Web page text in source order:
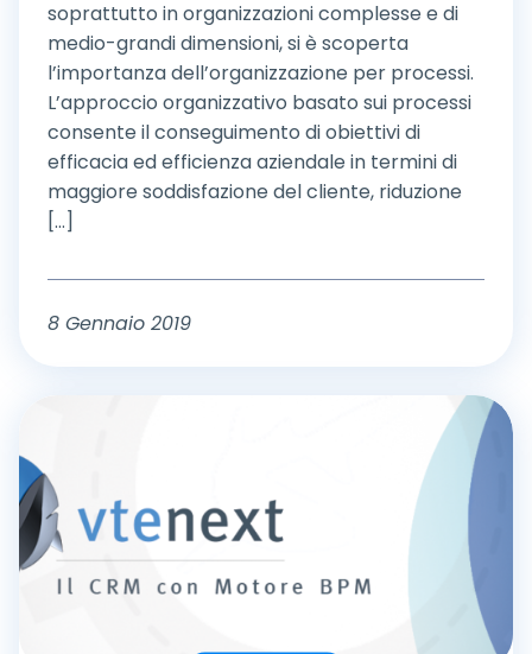
soprattutto in organizzazioni complesse e di
medio-grandi dimensioni, si è scoperta
l’importanza dell’organizzazione per processi.
L’approccio organizzativo basato sui processi
consente il conseguimento di obiettivi di
efficacia ed efficienza aziendale in termini di
maggiore soddisfazione del cliente, riduzione
[...]
8 Gennaio 2019